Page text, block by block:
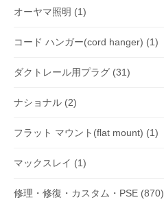
オーヤマ照明 (1)
コード ハンガー(cord hanger) (1)
ダクトレール用プラグ (31)
ナショナル (2)
フラット マウント(flat mount) (1)
マックスレイ (1)
修理・修復・カスタム・PSE (870)